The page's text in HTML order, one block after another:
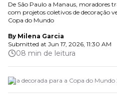
De São Paulo a Manaus, moradores
com projetos coletivos de decoração
Copa do Mundo
By Milena Garcia
Submitted at Jun 17, 2026, 11:30 AM
08 min de leitura
Rua decorada para a Copa do